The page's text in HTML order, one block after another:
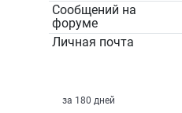
Сообщений на
форуме
Личная почта
за 180 дней